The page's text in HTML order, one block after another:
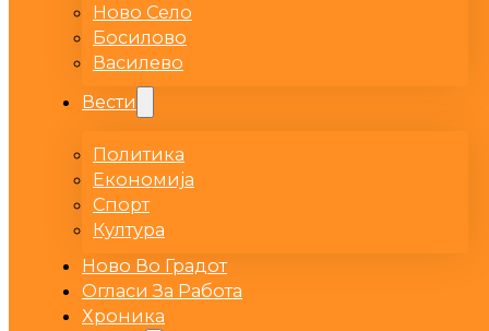
Ново Село
Босилово
Василево
Вести
Политика
Економија
Спорт
Култура
Ново Во Градот
Огласи За Работа
Хроника